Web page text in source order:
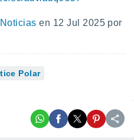
Noticias en 12 Jul 2025 por
Polar